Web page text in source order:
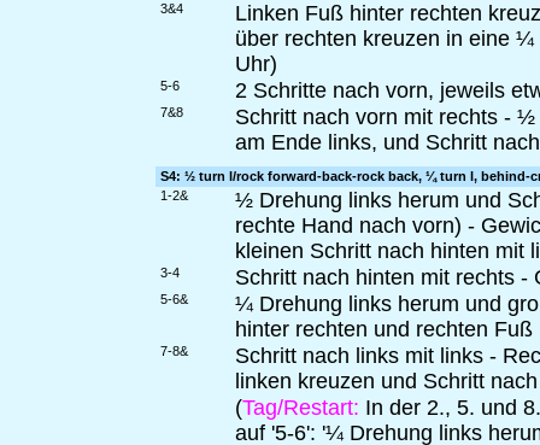
3&4
Linken Fuß hinter rechten
über rechten kreuzen in eine
Uhr)
5-6 2 Schritte nach vorn, jeweils
7&8
Schritt nach vorn mit rechts -
am Ende links, und Schritt
S4: ½ turn l/rock forward-back-rock back, ¼ turn l, behind-
1-2&
½ Drehung links herum und
rechte Hand nach vorn) -
kleinen Schritt nach hinten mit
3-4 Schritt nach hinten mit rechts -
5-6&
¼ Drehung links herum und
hinter rechten und rechten
7-8&
Schritt nach links mit links -
linken kreuzen und Schritt
(Tag/Restart: In der 2., 5. und
auf '5-6': '¼ Drehung links